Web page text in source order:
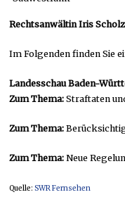
Rechtsanwältin Iris
Im Folgenden finden Sie
Landesschau Baden-
Zum Thema: Straftaten
Zum Thema:
Zum Thema: Neue
Quelle:SWR Fernsehen